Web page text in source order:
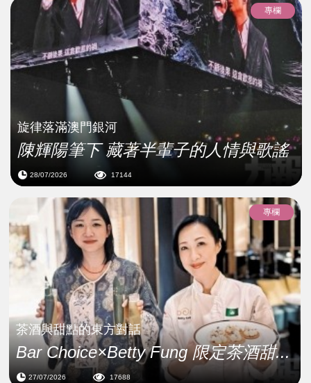
專欄
旋律落滿澳門銀河
陳輝陽筆下 藏著半輩子的人情與歌謠
28/07/2026 17144
專欄
茶酒與甜點的東方對話
Bar Choice×Betty Fung 限定茶酒甜...
27/07/2026 17688